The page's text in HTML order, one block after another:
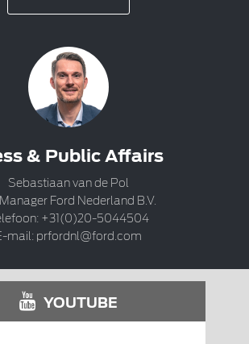
& Public Affairs
Sebastiaan van de Pol
Ford Nederland B.V.
+31(0)20-5044504
mail: prfordnl@ford.com
YOUTUBE